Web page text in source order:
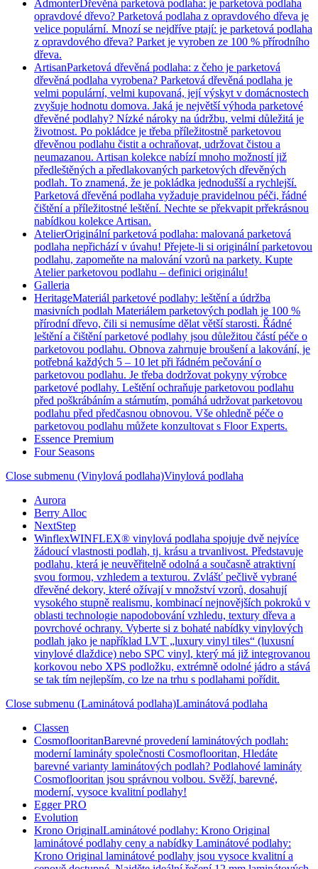
AdmonterDřevěná parketová podlaha: je parketová podlaha
opravdové dřevo? Parketová podlaha z opravdového dřeva je
velice populární. Mnozí se nejdříve ptají: je parketová podlaha
z opravdového dřeva? Parket je vyroben ze 100 % přírodního
dřeva.
ArtisanParketová dřevěná podlaha: z čeho je parketová
dřevěná podlaha vyrobena? Parketová dřevěná podlaha je
velmi populární, velmi kupovaná, její výskyt v domácnostech
zvyšuje hodnotu domova. Jaká je největší výhoda parketové
dřevěné podlahy? Nízké nároky na údržbu, velmi důležitá je
životnost. Po pokládce je třeba příležitostně parketovou
dřevěnou podlahu čistit a ochraňovat, udržovat čistou a
neumazanou. Artisan kolekce nabízí mnoho možností již
předleštěných a předlakovaných parketových dřevěných
podlah. To znamená, že je pokládka jednodušší a rychlejší.
Parketová dřevěná podlaha vyžaduje pravidelnou péči, řádné
čištění a příležitostné leštění. Nechte se překvapit prřekrásnou
nabídkou kolekce Artisan.
AtelierOriginální parketová podlaha: malovaná parketová
podlaha nepřichází v úvahu! Přejete-li si originální parketovou
podlahu, zapomeňte na malování vzorů na parkety. Kupte
Atelier parketovou podlahu – definici originálu!
Galleria
HeritageMateriál parketové podlahy: leštění a údržba
masivních podlah Materiálem parketových podlah je 100 %
přírodní dřevo, čili si nemusíme dělat větší starosti. Řádné
leštění a čištění parketové podlahy jsou důležitou částí péče o
parketovou podlahu. Obnova zahrnuje broušení a lakování, je
potřebná každých 5 – 10 let při řádném pečování o
parketovou podlahu. Je třeba dodržovat pokyny výrobce
parketové podlahy. Leštění ochraňuje parketovou podlahu
před poškrábáním a stárnutím, pomáhá udržovat parketovou
podlahu před předčasnou obnovou. Vše ohledně péče o
parketovou podlahu můžete konzultovat s Floor Experts.
Essence Premium
Four Seasons
Close submenu (Vinylová podlaha)Vinylová podlaha
Aurora
Berry Alloc
NextStep
WinflexWINFLEX® vinylová podlaha spojuje dvě nejvíce
žádoucí vlastnosti podlah, tj. krásu a trvanlivost. Představuje
podlahu, která je neuvěřitelně odolná a současně atraktivní
svou formou, vzhledem a texturou. Zvlášť pečlivě vybrané
dřevěné dekory, které ožívají v množství vzorů, dosahují
vysokého stupně realismu, kombinací nejnovějších pokroků v
oblasti technologie napodobování vzhledu, textury dřeva a
povrchové ochrany. Vyberte si z bohaté nabídky vinylových
podlah jako je například LVT „luxury vinyl tiles“ (luxusní
vinylové dlaždice) nebo SPC vinyl, který má již integrovanou
korkovou nebo XPS podložku, extrémně odolné jádro a stává
se tak tím nejlepším, co lze na trhu s podlahami pořídit.
Close submenu (Laminátová podlaha)Laminátová podlaha
Classen
CosmoflooritanBarevné provedení laminátových podlah:
moderní lamináty společnosti Cosmoflooritan, Hledáte
barevné varianty laminátových podlah? Podlahové lamináty
Cosmoflooritan jsou správnou volbou. Svěží, barevné,
moderní, vysoce kvalitní podlahy!
Egger PRO
Evolution
Krono OriginalLaminátové podlahy: Krono Original
laminátové podlahy ceny a nabídky Laminátové podlahy:
Krono Original laminátové podlahy jsou vysoce kvalitní a